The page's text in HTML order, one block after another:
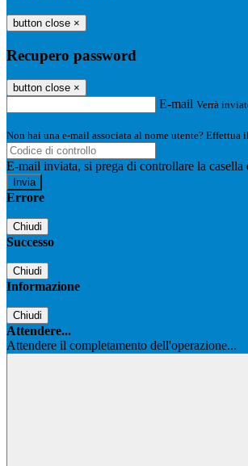
button close ×
Recupero password
button close ×
E-mail Verrà
Non hai una e-mail associata al nome utente? Effettua
E-mail inviata, si prega di controllare la casella
Errore
Chiudi
Successo
Chiudi
Informazione
Chiudi
Attendere...
Attendere il completamento dell'operazione...